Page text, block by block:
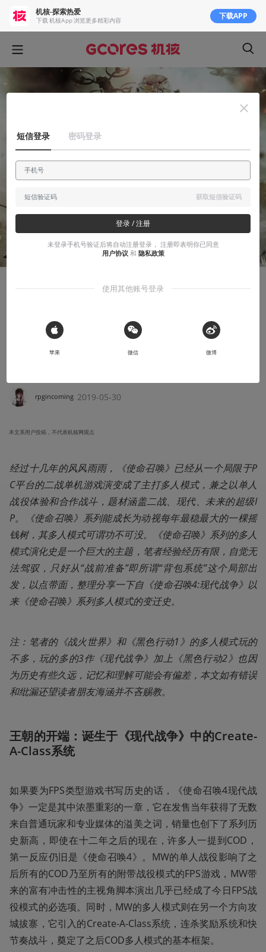
知识挖掘机
装系统演化史（上）
从局部系统出发，聊聊自《现代战争》后《使命召唤》系列十二年
rpgincoming 2019-05-30
本文系用户投稿，不代表机核网观点
经过十几年的风风雨雨，《使命召唤》已经从一个局限于P
C平台的二战单机游戏演变成了主打多人模式，兼之以单人
战役体验和合作战斗，题材涵盖二战、现代、未来的超级I
P。《使命召唤》系列能成长为动视每年最稳最大的一棵摇
钱树，其多人模式可谓功不可没。《使命召唤》系列的多人
模式演化史是一个巨大的主题，笔者经验经历有限，自觉无
法驾驭，只好从“战前准备”即所谓“背包系统”这个局部出
发，以点带面，整理分享一下自《使命召唤4:现代战争》以
来《使命召唤》系列多人模式的变迁史。
注：笔者的《战火世界》和《黑色行动1》的多人模式玩的
不多，玩的多的3作《现代战争》加上《黑色行动2》也因
为历史有些久远，记忆和理解可能会有偏差，本文如有错误
和纰漏还望读者朋友海涵并不吝赐教。
王朝的开端：诞生于《现代战争》中的Create-
A-Class系统
如果要为FPS类型游戏书写历史的话，《使命召唤4现代战
争》一定是其中浓墨重彩的一章，它在发售当年获得了无数
来自普通玩家和专业媒体的溢美之词，销量也创下了系列历
史新高，即使在十二年之后的现在，许多人一提到COD，
第一反应仍旧是《使命召唤4》。MW的单人战役影响了之
后所有的COD乃至所有的附带战役模式的FPS游戏，MW带
来的富有冲击性的主视角脚本演出几乎已经成了今日FPS战
役模式的必选项。同时，MW的多人模式则在另一个方向攻
城拔寨，它引入的Create-A-Class系统，连杀奖励系统和快
节奏战斗，奠定了之后COD多人模式的基本框架。
机核-探索热爱
下载 机核App 浏览更多精彩内容 下载APP
短信登录 密码登录
获取短信验证码
登录 / 注册
未登录手机号验证后将自动注册登录， 注册即表明你已同意
用户协议 和 隐私政策
使用其他账号登录
 Sign in with Apple
苹果 微信 微博